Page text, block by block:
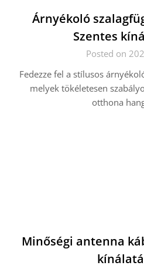
Árnyékoló
Szentes
Posted on
Fedezze fel a stílusos
melyek tökéletesen
otthona
Minőségi antenna